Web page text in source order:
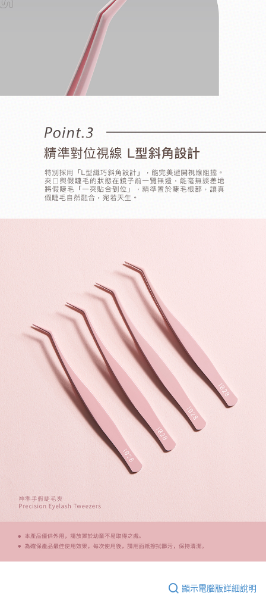
顯示電腦版詳細說明